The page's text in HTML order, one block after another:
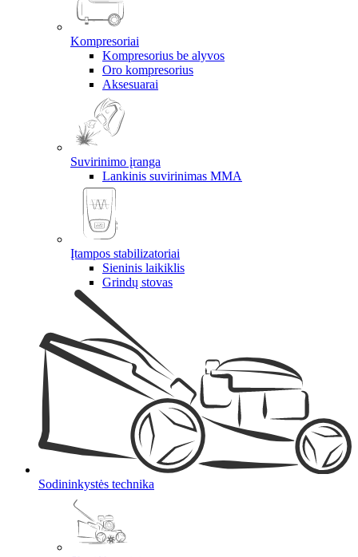
Kompresoriai
Kompresorius be alyvos
Oro kompresorius
Aksesuarai
Suvirinimo įranga
Lankinis suvirinimas MMA
Įtampos stabilizatoriai
Sieninis laikiklis
Grindų stovas
Sodininkystės technika